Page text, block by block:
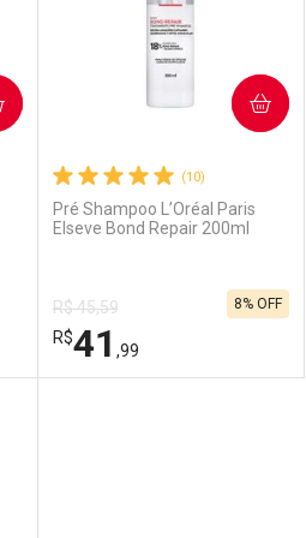
(10)
Pré Shampoo L’Oréal Paris
Elseve Bond Repair 200ml
R$ 45,59
R$41 ,99
8% OFF
COMPRAR